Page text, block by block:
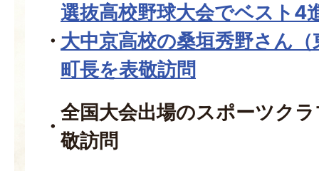
選抜高校野球大会でベスト4
大中京高校の桑垣秀野さん
町長を表敬訪問
全国大会出場のスポーツク
敬訪問